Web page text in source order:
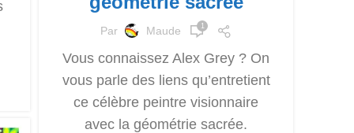
Par Maude 1
Vous connaissez Alex Grey ? On
vous parle des liens qu’entretient
ce célèbre peintre visionnaire
avec la géométrie sacrée.